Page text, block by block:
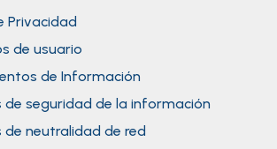
Privacidad
de usuario
de Información
de seguridad de la información
de neutralidad de red